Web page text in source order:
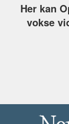
Her kan
vokse